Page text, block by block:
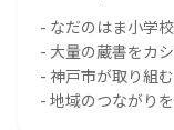
- なだのはま小学
- 大量の蔵書をカ
- 神戸市が取り組
- 地域のつながり